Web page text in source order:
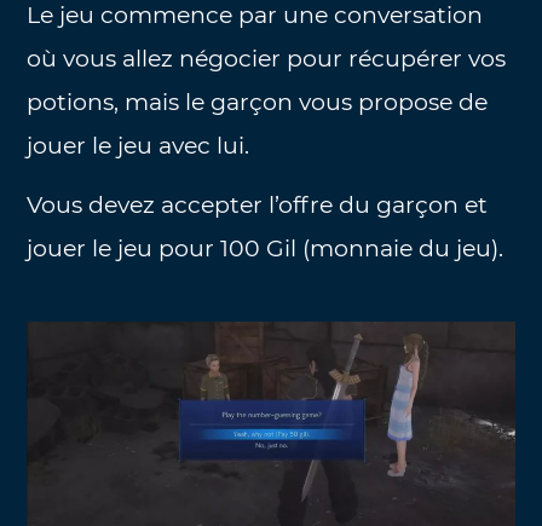
Le jeu commence par une conversation
où vous allez négocier pour récupérer vos
potions, mais le garçon vous propose de
jouer le jeu avec lui.
Vous devez accepter l’offre du garçon et
jouer le jeu pour 100 Gil (monnaie du jeu).